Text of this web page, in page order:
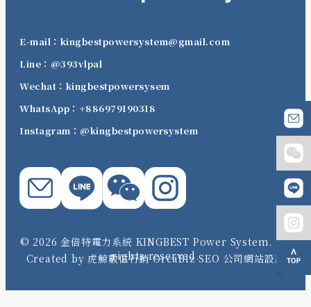
E-mail：kingbestpowersystem@gmail.com
Line：@393vlpal
Wechat：kingbestpowersysem
WhatsApp：+886979190318
Instagram：@kingbestpowersystem
© 2026 金倍特電力系統 KINGBEST Power System. All
rights reserved.
Created by 虎鯨數位行銷 OrcaBiz SEO 公司網站設計